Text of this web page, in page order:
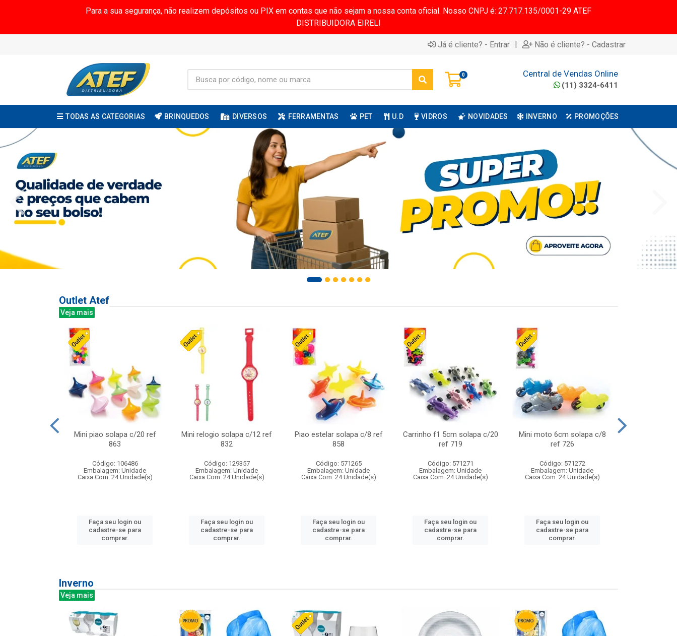
Para a sua segurança, não realizem depósitos ou PIX em contas que não sejam a nossa conta oficial. Nosso CNPJ é: 27.717.135/0001-29 ATEF
DISTRIBUIDORA EIRELI
Já é cliente? - Entrar | Não é cliente? - Cadastrar
0 Central de Vendas Online
(11) 3324-6411
TODAS AS CATEGORIAS BRINQUEDOS DIVERSOS FERRAMENTAS PET U.D VIDROS NOVIDADES INVERNO PROMOÇÕES
Outlet Atef
Veja mais
Mini piao solapa c/20 ref
863
Código: 106486
Embalagem: Unidade
Caixa Com: 24 Unidade(s)
Faça seu login ou
cadastre-se para
comprar.
Mini relogio solapa c/12 ref
832
Código: 129357
Embalagem: Unidade
Caixa Com: 24 Unidade(s)
Faça seu login ou
cadastre-se para
comprar.
Piao estelar solapa c/8 ref
858
Código: 571265
Embalagem: Unidade
Caixa Com: 24 Unidade(s)
Faça seu login ou
cadastre-se para
comprar.
Carrinho f1 5cm solapa c/20
ref 719
Código: 571271
Embalagem: Unidade
Caixa Com: 24 Unidade(s)
Faça seu login ou
cadastre-se para
comprar.
Mini moto 6cm solapa c/8
ref 726
Código: 571272
Embalagem: Unidade
Caixa Com: 24 Unidade(s)
Faça seu login ou
cadastre-se para
comprar.
Inverno
Veja mais